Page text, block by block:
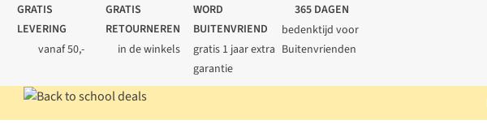
GRATIS
LEVERING
vanaf 50,-
GRATIS
RETOURNEREN
in de winkels
WORD
BUITENVRIEND
gratis 1 jaar extra
garantie
365 DAGEN
bedenktijd voor
Buitenvrienden